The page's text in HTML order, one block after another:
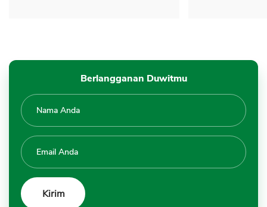
Berlangganan Duwitmu